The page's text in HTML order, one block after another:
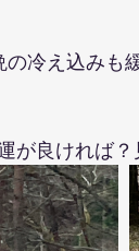
冷え込みも
良ければ？